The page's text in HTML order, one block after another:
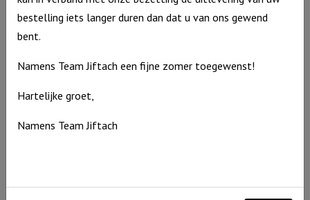
-
bestelling iets langer duren dan dat u van ons gewend
bent.
Namens Team Jiftach een fijne zomer toegewenst!
Hartelijke groet,
Namens Team Jiftach